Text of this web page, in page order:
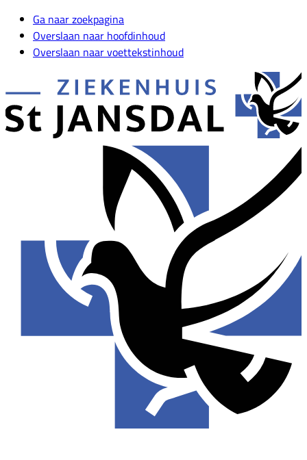
Ga naar zoekpagina
Overslaan naar hoofdinhoud
Overslaan naar voettekstinhoud